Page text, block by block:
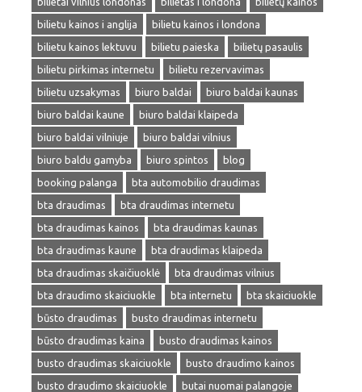
bilietu kainos i anglija
bilietu kainos i londona
bilietu kainos lektuvu
bilietu paieska
bilietų pasaulis
bilietu pirkimas internetu
bilietu rezervavimas
bilietu uzsakymas
biuro baldai
biuro baldai kaunas
biuro baldai kaune
biuro baldai klaipeda
biuro baldai vilniuje
biuro baldai vilnius
biuro baldu gamyba
biuro spintos
blog
booking palanga
bta automobilio draudimas
bta draudimas
bta draudimas internetu
bta draudimas kainos
bta draudimas kaunas
bta draudimas kaune
bta draudimas klaipeda
bta draudimas skaičiuoklė
bta draudimas vilnius
bta draudimo skaiciuokle
bta internetu
bta skaiciuokle
būsto draudimas
busto draudimas internetu
būsto draudimas kaina
busto draudimas kainos
busto draudimas skaiciuokle
busto draudimo kainos
busto draudimo skaiciuokle
butai nuomai palangoje